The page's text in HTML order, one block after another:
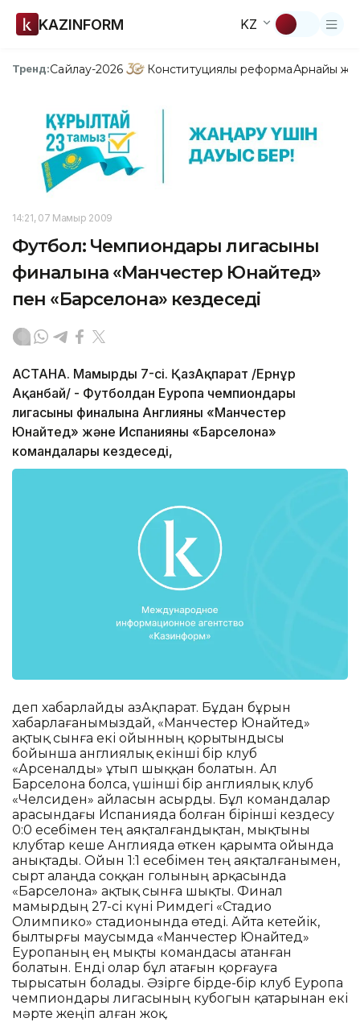
KAZINFORM KZ
Тренд:Сайлау-2026 Конституциялық реформаАрнайы
14:21, 07 Мамыр 2009
Футбол: Чемпиондары лигасының
финалына «Манчестер Юнайтед»
пен «Барселона» кездеседі
АСТАНА. Мамырдың 7-сі. ҚазАқпарат /Ернұр
Ақанбай/ - Футболдан Еуропа чемпиондары
лигасының финалына Англияның «Манчестер
Юнайтед» және Испанияның «Барселона»
командалары кездеседі,
деп хабарлайды ҚазАқпарат. Бұдан бұрын
хабарлағанымыздай, «Манчестер Юнайтед»
ақтық сынға екі ойынның қорытындысы
бойынша англиялық екінші бір клуб
«Арсеналды» ұтып шыққан болатын. Ал
Барселона болса, үшінші бір англиялық клуб
«Челсиден» айласын асырды. Бұл командалар
арасындағы Испанияда болған бірінші кездесу
0:0 есебімен тең аяқталғандықтан, мықтыны
клубтар кеше Англияда өткен қарымта ойында
анықтады. Ойын 1:1 есебімен тең аяқталғанымен,
сырт алаңда соққан голының арқасында
«Барселона» ақтық сынға шықты. Финал
мамырдың 27-сі күні Римдегі «Стадио
Олимпико» стадионында өтеді. Айта кетейік,
былтырғы маусымда «Манчестер Юнайтед»
Еуропаның ең мықты командасы атанған
болатын. Енді олар бұл атағын қорғауға
тырысатын болады. Әзірге бірде-бір клуб Еуропа
чемпиондары лигасының кубогын қатарынан екі
мәрте жеңіп алған жоқ.